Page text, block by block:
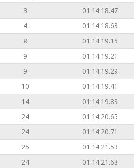
3 01:14:18.47
4 01:14:18.63
8 01:14:19.16
9 01:14:19.21
9 01:14:19.29
10 01:14:19.41
14 01:14:19.88
24 01:14:20.65
24 01:14:20.71
25 01:14:21.53
24 01:14:21.68